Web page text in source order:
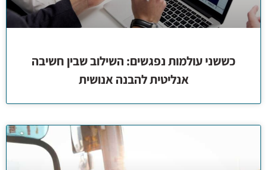
כששני עולמות נפגשים: השילוב שבין חשיבה
אנליטית להבנה אנושית